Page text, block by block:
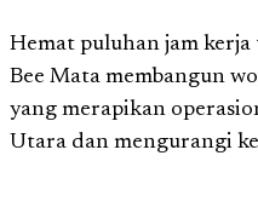
Hemat puluhan jam
Bee Mata membangun
yang merapikan
Utara dan mengurangi